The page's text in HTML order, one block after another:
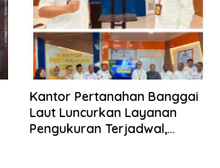
Kantor Pertanahan Banggai
Laut Luncurkan Layanan
Pengukuran Terjadwal,